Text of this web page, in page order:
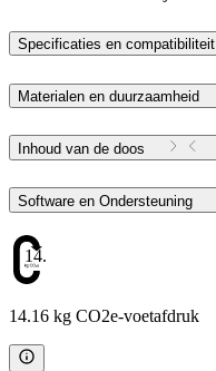
Specificaties en compatibiliteit
Materialen en duurzaamheid
Inhoud van de doos
Software en Ondersteuning
14.16
14.16 kg CO2e-voetafdruk